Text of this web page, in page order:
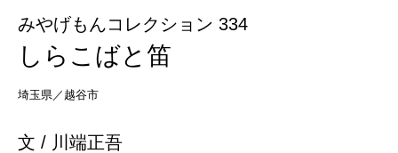
みやげもんコレクション 334
しらこばと笛
埼玉県／越谷市
文 / 川端正吾